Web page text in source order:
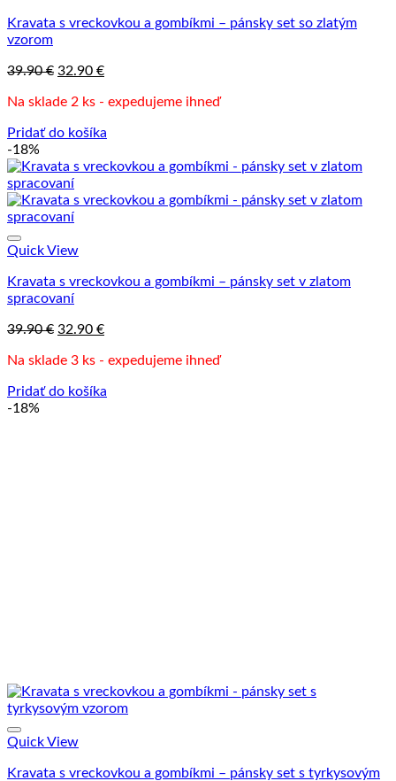
Kravata s vreckovkou a gombíkmi – pánsky set so zlatým
vzorom
39.90€ Pôvodná
bola:
32.90 €Aktuálna
je:
Na sklade 2 ks - expedujeme ihneď
Pridať do košíka
-18%
Quick View
Kravata s vreckovkou a gombíkmi – pánsky set v zlatom
spracovaní
39.90€ Pôvodná
bola:
32.90 €Aktuálna
je:
Na sklade 3 ks - expedujeme ihneď
Pridať do košíka
-18%
Quick View
Kravata s vreckovkou a gombíkmi – pánsky set s tyrkysovým